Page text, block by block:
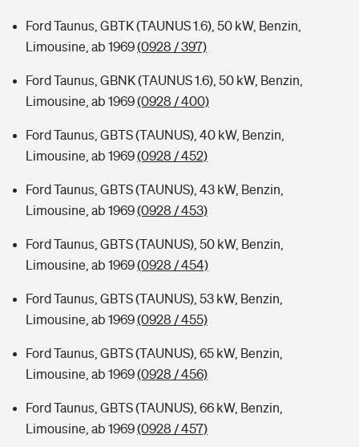
Ford Taunus, GBTK (TAUNUS 1.6), 50 kW, Benzin,
Limousine, ab 1969(0928 / 397)
Ford Taunus, GBNK (TAUNUS 1.6), 50 kW, Benzin,
Limousine, ab 1969(0928 / 400)
Ford Taunus, GBTS (TAUNUS), 40 kW, Benzin,
Limousine, ab 1969(0928 / 452)
Ford Taunus, GBTS (TAUNUS), 43 kW, Benzin,
Limousine, ab 1969(0928 / 453)
Ford Taunus, GBTS (TAUNUS), 50 kW, Benzin,
Limousine, ab 1969(0928 / 454)
Ford Taunus, GBTS (TAUNUS), 53 kW, Benzin,
Limousine, ab 1969(0928 / 455)
Ford Taunus, GBTS (TAUNUS), 65 kW, Benzin,
Limousine, ab 1969(0928 / 456)
Ford Taunus, GBTS (TAUNUS), 66 kW, Benzin,
Limousine, ab 1969(0928 / 457)